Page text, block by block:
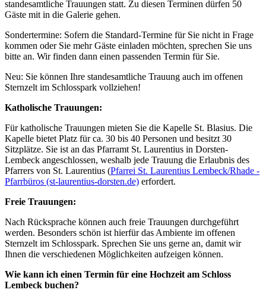
standesamtliche Trauungen statt. Zu diesen Terminen dürfen 50
Gäste mit in die Galerie gehen.
Sondertermine: Sofern die Standard-Termine für Sie nicht in Frage
kommen oder Sie mehr Gäste einladen möchten, sprechen Sie uns
bitte an. Wir finden dann einen passenden Termin für Sie.
Neu: Sie können Ihre standesamtliche Trauung auch im offenen
Sternzelt im Schlosspark vollziehen!
Katholische Trauungen:
Für katholische Trauungen mieten Sie die Kapelle St. Blasius. Die
Kapelle bietet Platz für ca. 30 bis 40 Personen und besitzt 30
Sitzplätze. Sie ist an das Pfarramt St. Laurentius in Dorsten-
Lembeck angeschlossen, weshalb jede Trauung die Erlaubnis des
Pfarrers von St. Laurentius (Pfarrei St. Laurentius Lembeck/Rhade -
Pfarrbüros (st-laurentius-dorsten.de) erfordert.
Freie Trauungen:
Nach Rücksprache können auch freie Trauungen durchgeführt
werden. Besonders schön ist hierfür das Ambiente im offenen
Sternzelt im Schlosspark. Sprechen Sie uns gerne an, damit wir
Ihnen die verschiedenen Möglichkeiten aufzeigen können.
Wie kann ich einen Termin für eine Hochzeit am Schloss
Lembeck buchen?